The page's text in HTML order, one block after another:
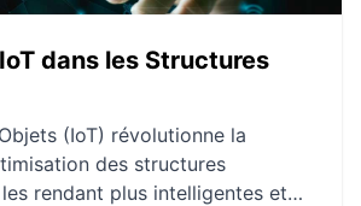
dans les Structures
(IoT) révolutionne la
des structures
rendant plus intelligentes et